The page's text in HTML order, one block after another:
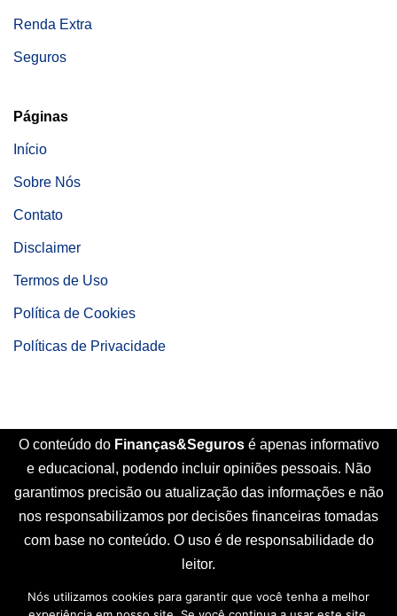
Renda Extra
Seguros
Páginas
Início
Sobre Nós
Contato
Disclaimer
Termos de Uso
Política de Cookies
Políticas de Privacidade
O conteúdo do Finanças&Seguros é apenas informativo
e educacional, podendo incluir opiniões pessoais. Não
garantimos precisão ou atualização das informações e não
nos responsabilizamos por decisões financeiras tomadas
com base no conteúdo. O uso é de responsabilidade do
leitor.
Início Sobre Nós Contato
Disclaimer
Nós utilizamos cookies para garantir que você tenha a melhor